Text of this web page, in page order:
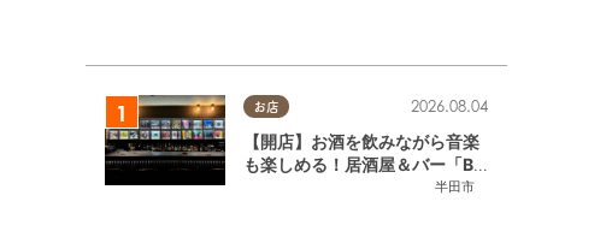
お店
半田市
2026.08.04
【開店】お酒を飲みながら音楽
も楽しめる！居酒屋＆バー「BL
OOMY（ブルーミー）」が7/3